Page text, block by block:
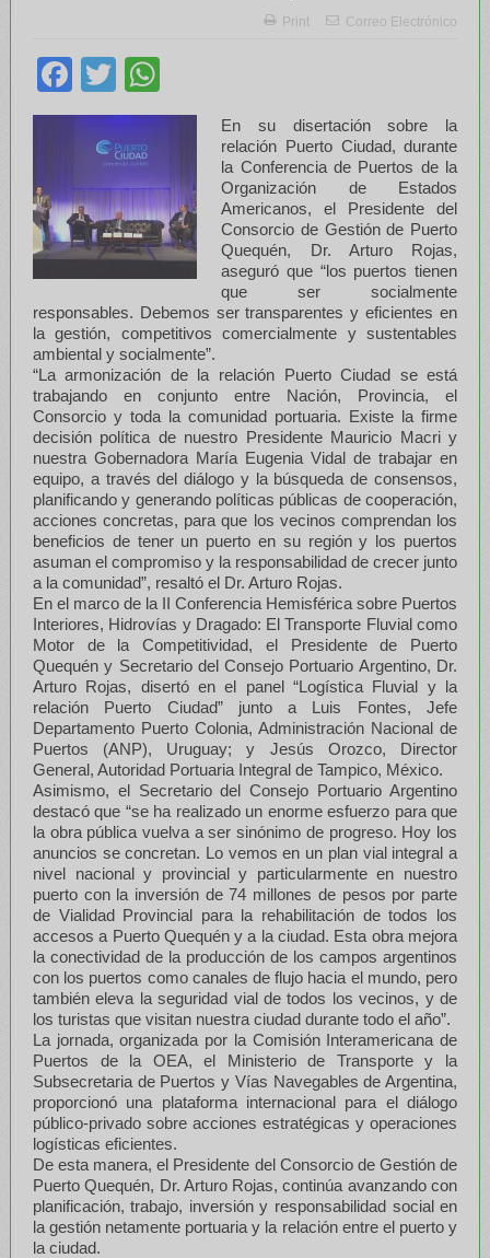
Print Correo Electrónico
Facebook
Twitter
En su disertación sobre la
relación Puerto Ciudad, durante
la Conferencia de Puertos de la
Organización de Estados
Americanos, el Presidente del
Consorcio de Gestión de Puerto
Quequén, Dr. Arturo Rojas,
aseguró que “los puertos tienen
que ser socialmente
responsables. Debemos ser transparentes y eficientes en
la gestión, competitivos comercialmente y sustentables
ambiental y socialmente”.
“La armonización de la relación Puerto Ciudad se está
trabajando en conjunto entre Nación, Provincia, el
Consorcio y toda la comunidad portuaria. Existe la firme
decisión política de nuestro Presidente Mauricio Macri y
nuestra Gobernadora María Eugenia Vidal de trabajar en
equipo, a través del diálogo y la búsqueda de consensos,
planificando y generando políticas públicas de cooperación,
acciones concretas, para que los vecinos comprendan los
beneficios de tener un puerto en su región y los puertos
asuman el compromiso y la responsabilidad de crecer junto
a la comunidad”, resaltó el Dr. Arturo Rojas.
En el marco de la II Conferencia Hemisférica sobre Puertos
Interiores, Hidrovías y Dragado: El Transporte Fluvial como
Motor de la Competitividad, el Presidente de Puerto
Quequén y Secretario del Consejo Portuario Argentino, Dr.
Arturo Rojas, disertó en el panel “Logística Fluvial y la
relación Puerto Ciudad” junto a Luis Fontes, Jefe
Departamento Puerto Colonia, Administración Nacional de
Puertos (ANP), Uruguay; y Jesús Orozco, Director
General, Autoridad Portuaria Integral de Tampico, México.
Asimismo, el Secretario del Consejo Portuario Argentino
destacó que “se ha realizado un enorme esfuerzo para que
la obra pública vuelva a ser sinónimo de progreso. Hoy los
anuncios se concretan. Lo vemos en un plan vial integral a
nivel nacional y provincial y particularmente en nuestro
puerto con la inversión de 74 millones de pesos por parte
de Vialidad Provincial para la rehabilitación de todos los
accesos a Puerto Quequén y a la ciudad. Esta obra mejora
la conectividad de la producción de los campos argentinos
con los puertos como canales de flujo hacia el mundo, pero
también eleva la seguridad vial de todos los vecinos, y de
los turistas que visitan nuestra ciudad durante todo el año”.
La jornada, organizada por la Comisión Interamericana de
Puertos de la OEA, el Ministerio de Transporte y la
Subsecretaria de Puertos y Vías Navegables de Argentina,
proporcionó una plataforma internacional para el diálogo
público-privado sobre acciones estratégicas y operaciones
logísticas eficientes.
De esta manera, el Presidente del Consorcio de Gestión de
Puerto Quequén, Dr. Arturo Rojas, continúa avanzando con
planificación, trabajo, inversión y responsabilidad social en
la gestión netamente portuaria y la relación entre el puerto y
la ciudad.